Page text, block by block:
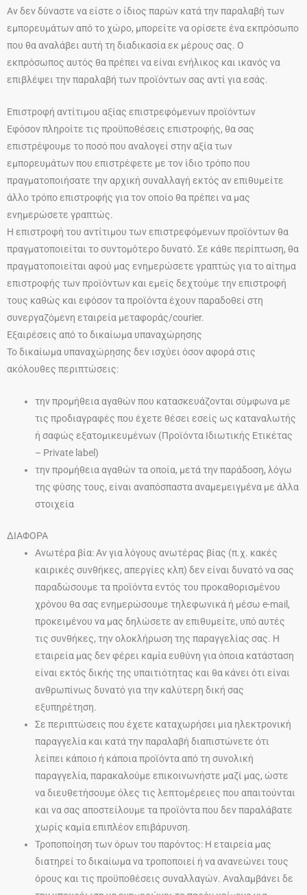
Αν δεν δύναστε να είστε ο ίδιος παρών κατά την παραλαβή των
εμπορευμάτων από το χώρο, μπορείτε να ορίσετε ένα εκπρόσωπο
που θα αναλάβει αυτή τη διαδικασία εκ μέρους σας. Ο
εκπρόσωπος αυτός θα πρέπει να είναι ενήλικος και ικανός να
επιβλέψει την παραλαβή των προϊόντων σας αντί για εσάς.
Επιστροφή αντίτιμου αξίας επιστρεφόμενων προϊόντων
Εφόσον πληροίτε τις προϋποθέσεις επιστροφής, θα σας
επιστρέψουμε το ποσό που αναλογεί στην αξία των
εμπορευμάτων που επιστρέφετε με τον ίδιο τρόπο που
πραγματοποιήσατε την αρχική συναλλαγή εκτός αν επιθυμείτε
άλλο τρόπο επιστροφής για τον οποίο θα πρέπει να μας
ενημερώσετε γραπτώς.
Η επιστροφή του αντίτιμου των επιστρεφόμενων προϊόντων θα
πραγματοποιείται το συντομότερο δυνατό. Σε κάθε περίπτωση, θα
πραγματοποιείται αφού μας ενημερώσετε γραπτώς για το αίτημα
επιστροφής των προϊόντων και εμείς δεχτούμε την επιστροφή
τους καθώς και εφόσον τα προϊόντα έχουν παραδοθεί στη
συνεργαζόμενη εταιρεία μεταφοράς/courier.
Εξαιρέσεις από το δικαίωμα υπαναχώρησης
Το δικαίωμα υπαναχώρησης δεν ισχύει όσον αφορά στις
ακόλουθες περιπτώσεις:
την προμήθεια αγαθών που κατασκευάζονται σύμφωνα με
τις προδιαγραφές που έχετε θέσει εσείς ως καταναλωτής
ή σαφώς εξατομικευμένων (Προϊόντα Ιδιωτικής Ετικέτας
– Private label)
την προμήθεια αγαθών τα οποία, μετά την παράδοση, λόγω
της φύσης τους, είναι αναπόσπαστα αναμεμειγμένα με άλλα
στοιχεία
ΔΙΑΦΟΡΑ
Ανωτέρα βία: Αν για λόγους ανωτέρας βίας (π.χ. κακές
καιρικές συνθήκες, απεργίες κλπ) δεν είναι δυνατό να σας
παραδώσουμε τα προϊόντα εντός του προκαθορισμένου
χρόνου θα σας ενημερώσουμε τηλεφωνικά ή μέσω e-mail,
προκειμένου να μας δηλώσετε αν επιθυμείτε, υπό αυτές
τις συνθήκες, την ολοκλήρωση της παραγγελίας σας. Η
εταιρεία μας δεν φέρει καμία ευθύνη για όποια κατάσταση
είναι εκτός δικής της υπαιτιότητας και θα κάνει ότι είναι
ανθρωπίνως δυνατό για την καλύτερη δική σας
εξυπηρέτηση.
Σε περιπτώσεις που έχετε καταχωρήσει μια ηλεκτρονική
παραγγελία και κατά την παραλαβή διαπιστώνετε ότι
λείπει κάποιο ή κάποια προϊόντα από τη συνολική
παραγγελία, παρακαλούμε επικοινωνήστε μαζί μας, ώστε
να διευθετήσουμε όλες τις λεπτομέρειες που απαιτούνται
και να σας αποστείλουμε τα προϊόντα που δεν παραλάβατε
χωρίς καμία επιπλέον επιβάρυνση.
Τροποποίηση των όρων του παρόντος: Η εταιρεία μας
διατηρεί το δικαίωμα να τροποποιεί ή να ανανεώνει τους
όρους και τις προϋποθέσεις συναλλαγών. Αναλαμβάνει δε